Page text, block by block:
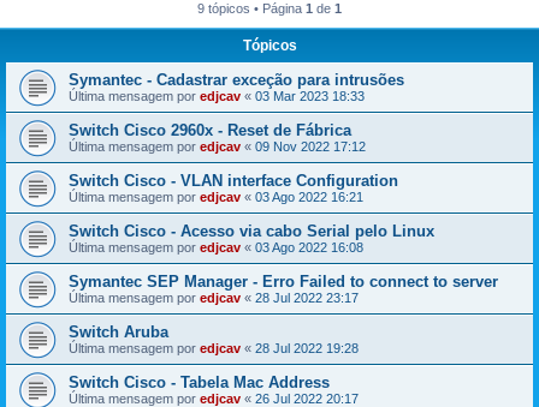
9 tópicos • Página 1 de 1
Tópicos
Symantec - Cadastrar exceção para intrusões
Última mensagem por edjcav « 03 Mar 2023 18:33
Switch Cisco 2960x - Reset de Fábrica
Última mensagem por edjcav « 09 Nov 2022 17:12
Switch Cisco - VLAN interface Configuration
Última mensagem por edjcav « 03 Ago 2022 16:21
Switch Cisco - Acesso via cabo Serial pelo Linux
Última mensagem por edjcav « 03 Ago 2022 16:08
Symantec SEP Manager - Erro Failed to connect to server
Última mensagem por edjcav « 28 Jul 2022 23:17
Switch Aruba
Última mensagem por edjcav « 28 Jul 2022 19:28
Switch Cisco - Tabela Mac Address
Última mensagem por edjcav « 26 Jul 2022 20:17